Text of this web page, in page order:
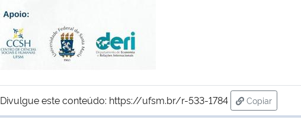
Divulgue este conteúdo: https://ufsm.br/r-533-1784
Copiar
para área